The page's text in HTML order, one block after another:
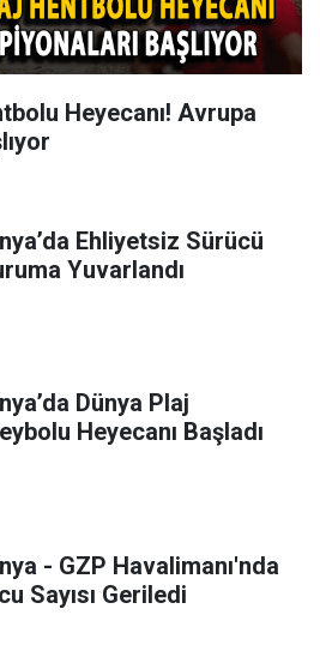
Heyecanı! Avrupa
Ehliyetsiz Sürücü
Yuvarlandı
Dünya Plaj
Heyecanı Başladı
- GZP Havalimanı'nda
Sayısı Geriledi